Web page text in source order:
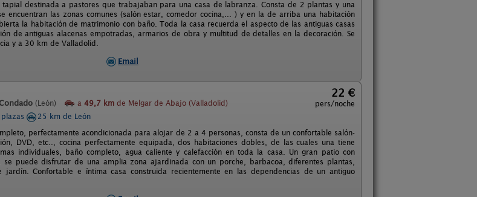
destinada a pastores que trabajaban para una casa de labranza. Consta de 2 plantas y una
encuentran las zonas comunes (salón estar, comedor cocina,... ) y en la de arriba una habitación
la habitación de matrimonio con baño. Toda la casa recuerda el aspecto de las antiguas casas
de antiguas alacenas empotradas, armarios de obra y multitud de detalles en la decoración. Se
y a 30 km de Valladolid.
Email
(León) a 49,7 km de Melgar de Abajo (Valladolid)
22 €
pers/noche
25 km de León
perfectamente acondicionada para alojar de 2 a 4 personas, consta de un confortable salón-
DVD, etc.., cocina perfectamente equipada, dos habitaciones dobles, de las cuales una tiene
individuales, baño completo, agua caliente y calefacción en toda la casa. Un gran patio con
se puede disfrutar de una amplia zona ajardinada con un porche, barbacoa, diferentes plantas,
Confortable e íntima casa construida recientemente en las dependencias de un antiguo